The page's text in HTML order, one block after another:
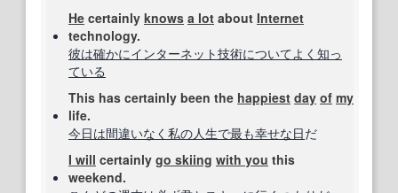
He certainly knows a lot about Internet
technology.
彼は確かにインターネット技術についてよく知っ
ている
This has certainly been the happiest day of my
life.
今日は間違いなく 私の人生で最も幸せな日だ
I will certainly go skiing with you this
weekend.